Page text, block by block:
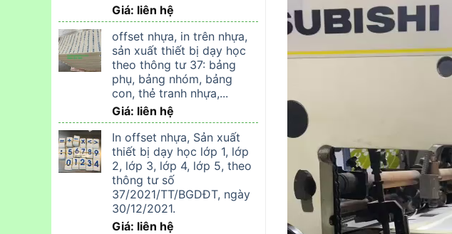
Giá: liên hệ
offset nhựa, in trên nhựa,
sản xuất thiết bị dạy học
theo thông tư 37: bảng
phụ, bảng nhóm, bảng
con, thẻ tranh nhựa,...
Giá: liên hệ
In offset nhựa, Sản xuất
thiết bị dạy học lớp 1, lớp
2, lớp 3, lớp 4, lớp 5, theo
thông tư số
37/2021/TT/BGDĐT, ngày
30/12/2021.
Giá: liên hệ
chơi
Video